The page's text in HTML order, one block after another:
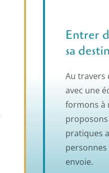
Entrer
sa
Au travers
avec une
formons à
pratiques
envoie.